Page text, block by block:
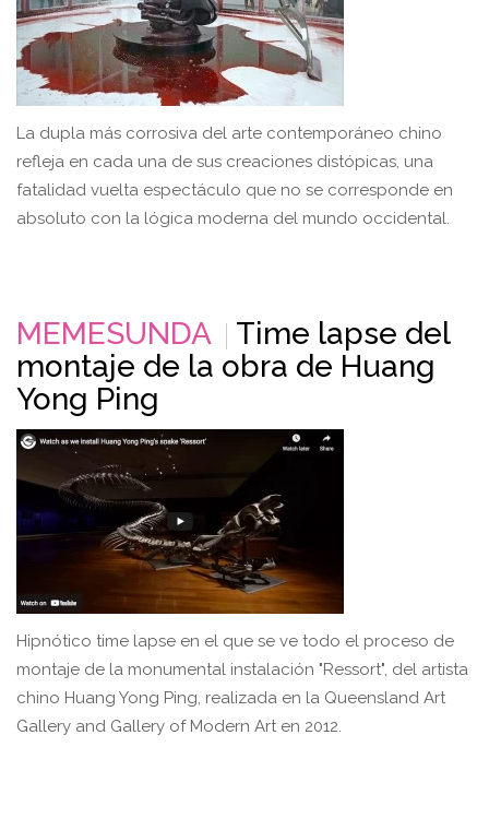
La dupla más corrosiva del arte contemporáneo chino
refleja en cada una de sus creaciones distópicas, una
fatalidad vuelta espectáculo que no se corresponde en
absoluto con la lógica moderna del mundo occidental.
MEMESUNDA
Time lapse del
montaje de la obra de Huang
Yong Ping
Hipnótico time lapse en el que se ve todo el proceso de
montaje de la monumental instalación "Ressort", del artista
chino Huang Yong Ping, realizada en la Queensland Art
Gallery and Gallery of Modern Art en 2012.